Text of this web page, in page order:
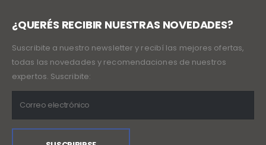
¿QUERÉS RECIBIR NUESTRAS NOVEDADES?
Suscribite a nuestro newsletter y recibí las mejores ofertas,
todas las novedades y recomendaciones de nuestros
expertos. Suscribite: